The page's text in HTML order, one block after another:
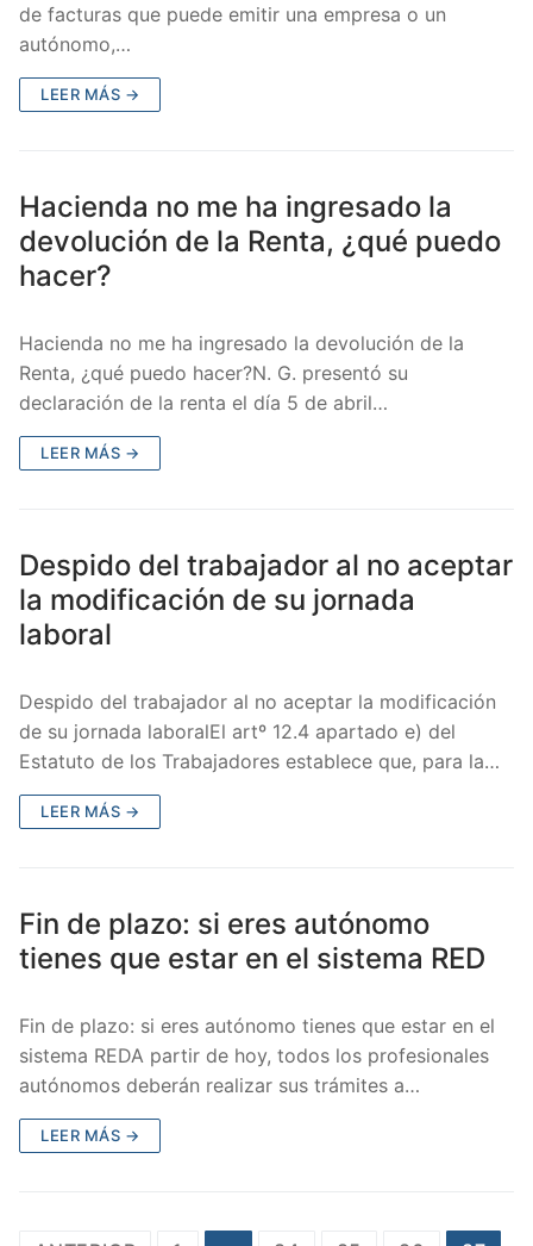
de facturas que puede emitir una empresa o un
autónomo,…
LEER MÁS →
Hacienda no me ha ingresado la
devolución de la Renta, ¿qué puedo
hacer?
Hacienda no me ha ingresado la devolución de la
Renta, ¿qué puedo hacer?N. G. presentó su
declaración de la renta el día 5 de abril…
LEER MÁS →
Despido del trabajador al no aceptar
la modificación de su jornada
laboral
Despido del trabajador al no aceptar la modificación
de su jornada laboralEl artº 12.4 apartado e) del
Estatuto de los Trabajadores establece que, para la…
LEER MÁS →
Fin de plazo: si eres autónomo
tienes que estar en el sistema RED
Fin de plazo: si eres autónomo tienes que estar en el
sistema REDA partir de hoy, todos los profesionales
autónomos deberán realizar sus trámites a…
LEER MÁS →